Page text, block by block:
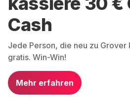
Cash
Jede Person, die neu zu Grover
gratis. Win-Win!
Mehr erfahren